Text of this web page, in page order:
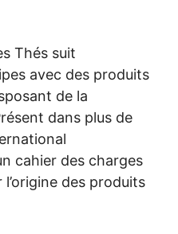
Thés suit
avec des produits
de la
dans plus de
cahier des charges
des produits